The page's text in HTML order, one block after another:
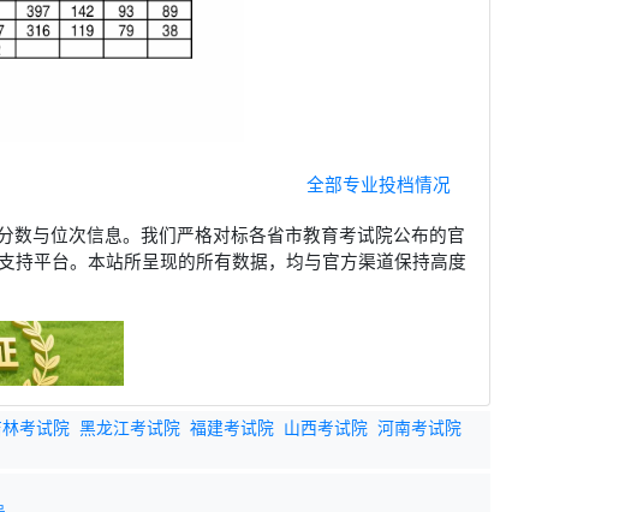
全部专业投档情况
数与位次信息。我们严格对标各省市教育考试院公布的官
持平台。本站所呈现的所有数据，均与官方渠道保持高度
考试院 黑龙江考试院 福建考试院 山西考试院 河南考试院